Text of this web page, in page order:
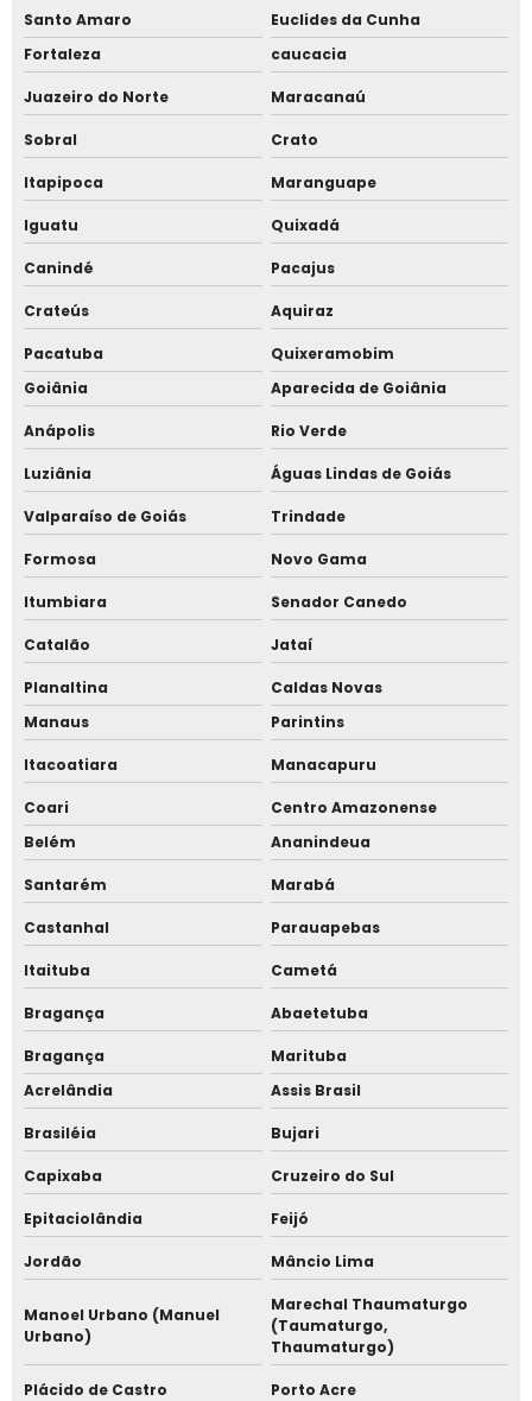
Catraca com reconhecimento facial para escola
Catraca de acesso condomínio
Catraca de acesso facial
Catraca facial para academia
Catraca facial para condomínio
Catraca facial para escola
Catraca giratória
Catraca torniquete para piscina
Controle de acesso
Controle de acesso facial
Controle de acesso facial para condomínio
Controle de acesso por reconhecimento facial
Empresa especializada em relógio de ponto facial
Empresa fabricante de catraca
Empresa fabricante de catraca de acesso
Empresa fabricante de catraca de acesso em sp
Empresa fabricante de catraca em sp
Empresa fabricante de catraca facial
Empresa fabricante de catraca facial em sp
Empresas de relógios de ponto em são paulo
Fabricante de catraca facial
Fabricante de catraca facial em sp
Fabricante de catracas de acesso
Santo Amaro
Euclides da Cunha
Fortaleza
caucacia
Juazeiro do Norte Maracanaú
Sobral Crato
Itapipoca Maranguape
Iguatu Quixadá
Canindé Pacajus
Crateús Aquiraz
Pacatuba
Quixeramobim
Goiânia
Aparecida de Goiânia
Anápolis Rio Verde
Luziânia Águas Lindas de Goiás
Valparaíso de Goiás Trindade
Formosa Novo Gama
Itumbiara Senador Canedo
Catalão Jataí
Planaltina
Caldas Novas
Manaus
Parintins
Itacoatiara Manacapuru
Coari
Centro Amazonense
Belém
Ananindeua
Santarém Marabá
Castanhal Parauapebas
Itaituba Cametá
Bragança Abaetetuba
Bragança
Marituba
Acrelândia
Assis Brasil
Brasiléia Bujari
Capixaba Cruzeiro do Sul
Epitaciolândia Feijó
Jordão Mâncio Lima
Manoel Urbano (Manuel
Urbano)
Marechal Thaumaturgo
(Taumaturgo,
Thaumaturgo)
Plácido de Castro Porto Acre